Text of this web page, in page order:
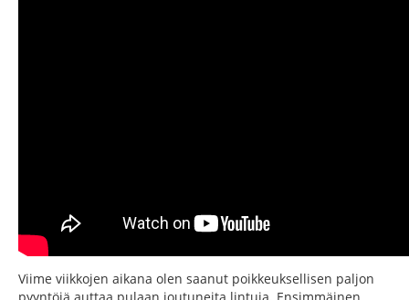
Viime viikkojen aikana olen saanut poikkeuksellisen paljon